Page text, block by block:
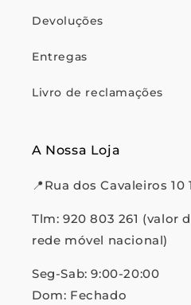
Devoluções
Entregas
Livro de reclamações
A Nossa Loja
📍Rua dos Cavaleiros 10
Tlm: 920 803 261 (valor
rede móvel nacional)
Seg-Sab: 9:00-20:00
Dom: Fechado